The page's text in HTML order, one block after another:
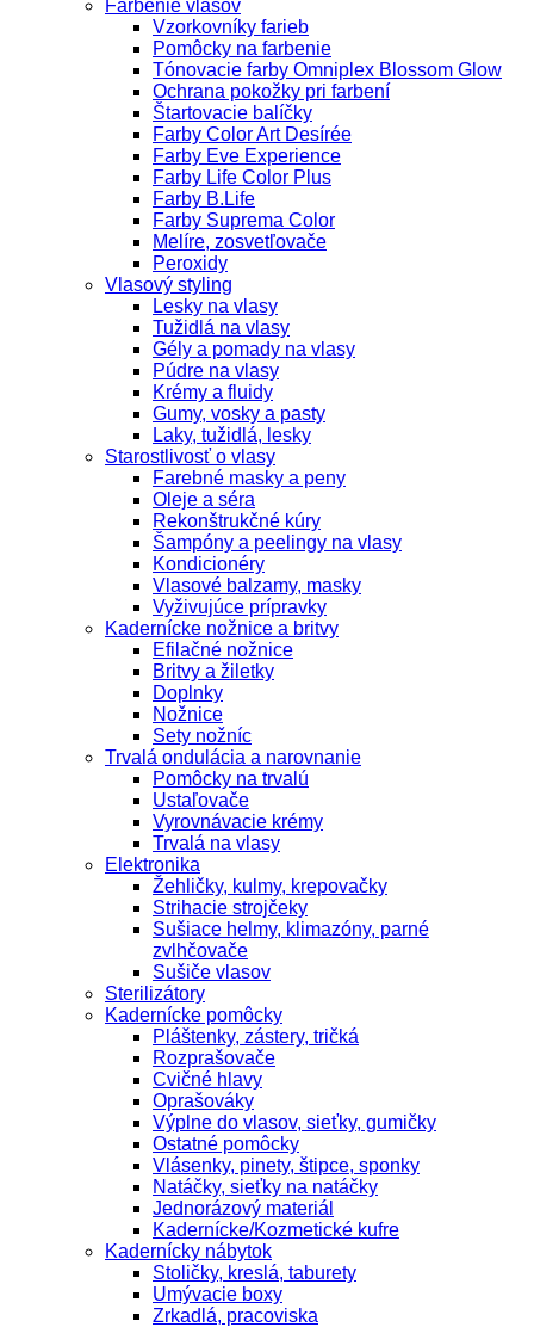
Farbenie vlasov
Vzorkovníky farieb
Pomôcky na farbenie
Tónovacie farby Omniplex Blossom Glow
Ochrana pokožky pri farbení
Štartovacie balíčky
Farby Color Art Desírée
Farby Eve Experience
Farby Life Color Plus
Farby B.Life
Farby Suprema Color
Melíre, zosvetľovače
Peroxidy
Vlasový styling
Lesky na vlasy
Tužidlá na vlasy
Gély a pomady na vlasy
Púdre na vlasy
Krémy a fluidy
Gumy, vosky a pasty
Laky, tužidlá, lesky
Starostlivosť o vlasy
Farebné masky a peny
Oleje a séra
Rekonštrukčné kúry
Šampóny a peelingy na vlasy
Kondicionéry
Vlasové balzamy, masky
Vyživujúce prípravky
Kadernícke nožnice a britvy
Efilačné nožnice
Britvy a žiletky
Doplnky
Nožnice
Sety nožníc
Trvalá ondulácia a narovnanie
Pomôcky na trvalú
Ustaľovače
Vyrovnávacie krémy
Trvalá na vlasy
Elektronika
Žehličky, kulmy, krepovačky
Strihacie strojčeky
Sušiace helmy, klimazóny, parné
zvlhčovače
Sušiče vlasov
Sterilizátory
Kadernícke pomôcky
Pláštenky, zástery, tričká
Rozprašovače
Cvičné hlavy
Oprašováky
Výplne do vlasov, sieťky, gumičky
Ostatné pomôcky
Vlásenky, pinety, štipce, sponky
Natáčky, sieťky na natáčky
Jednorázový materiál
Kadernícke/Kozmetické kufre
Kadernícky nábytok
Stoličky, kreslá, taburety
Umývacie boxy
Zrkadlá, pracoviska